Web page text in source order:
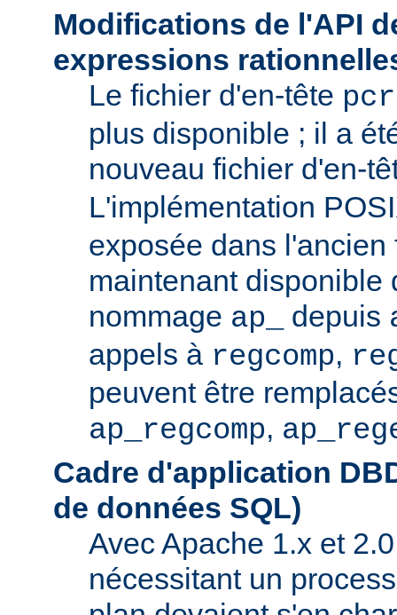
Modifications de l'API
expressions
Le fichier d'en-tête
plus disponible ; il a
nouveau fichier d'en-
L'implémentation
exposée dans
maintenant disponible
nommage ap_ depuis
appels à regcomp,
peuvent être
ap_regcomp,
Cadre d'application
de données SQL)
Avec Apache 1.x et
nécessitant un